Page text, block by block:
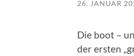
26. JANUAR
Die boot –
der ersten